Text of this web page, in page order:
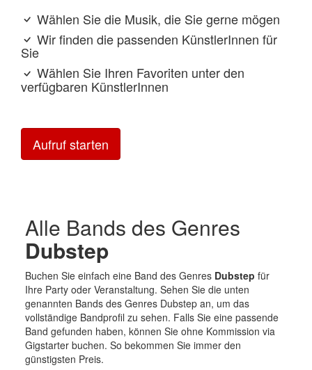
Wählen Sie die Musik, die Sie gerne mögen
Wir finden die passenden KünstlerInnen für
Sie
Wählen Sie Ihren Favoriten unter den
verfügbaren KünstlerInnen
Aufruf starten
Alle Bands des Genres
Dubstep
Buchen Sie einfach eine Band des Genres Dubstep für
Ihre Party oder Veranstaltung. Sehen Sie die unten
genannten Bands des Genres Dubstep an, um das
vollständige Bandprofil zu sehen. Falls Sie eine passende
Band gefunden haben, können Sie ohne Kommission via
Gigstarter buchen. So bekommen Sie immer den
günstigsten Preis.